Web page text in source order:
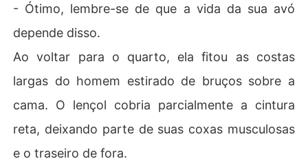
- Ótimo, lembre-se de que a vida da sua avó
depende disso.
Ao voltar para o quarto, ela fitou as costas
largas do homem estirado de bruços sobre a
cama. O lençol cobria parcialmente a cintura
reta, deixando parte de suas coxas musculosas
e o traseiro de fora.